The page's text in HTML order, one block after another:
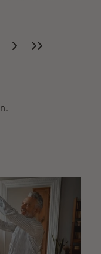
das schon heute
› »